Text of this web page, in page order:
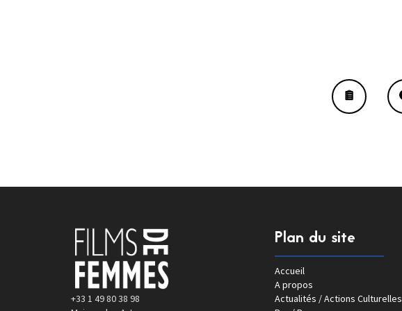
+33 1 49 80 38 98
Plan du site
Accueil
A propos
Actualités / Actions Culturelles